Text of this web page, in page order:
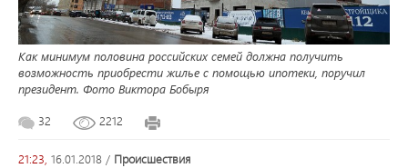
Как минимум половина российских семей должна получить
возможность приобрести жилье с помощью ипотеки, поручил
президент. Фото Виктора Бобыря
32 2212
21:23, 16.01.2018 / происшествия